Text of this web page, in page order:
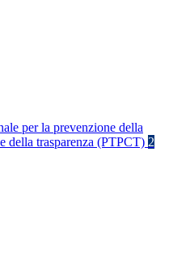
per la prevenzione della
della trasparenza (PTPCT) 2